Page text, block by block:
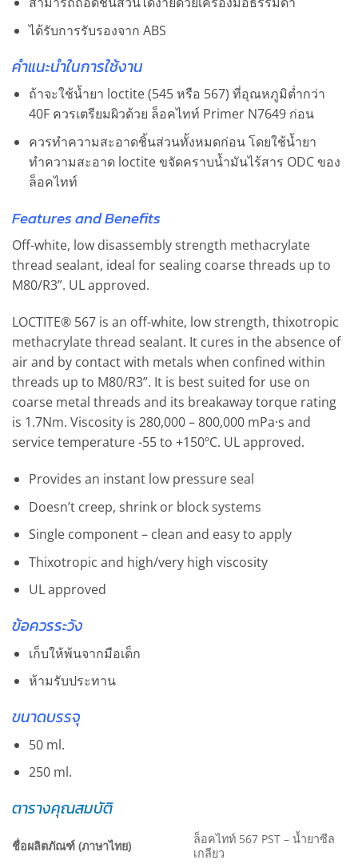
ได้รับการรับรองจาก ABS
คำแนะนำในการใช้งาน
ถ้าจะใช้น้ำยา loctite (545 หรือ 567) ที่อุณหภูมิต่ำกว่า
40F ควรเตรียมผิวด้วย ล็อคไทท์ Primer N7649 ก่อน
ควรทำความสะอาดชิ้นส่วนทั้งหมดก่อน โดยใช้น้ำยา
ทำความสะอาด loctite ขจัดคราบน้ำมันไร้สาร ODC ของ
ล็อคไทท์
Features and Benefits
Off-white, low disassembly strength methacrylate
thread sealant, ideal for sealing coarse threads up to
M80/R3”. UL approved.
LOCTITE® 567 is an off-white, low strength, thixotropic
methacrylate thread sealant. It cures in the absence of
air and by contact with metals when confined within
threads up to M80/R3”. It is best suited for use on
coarse metal threads and its breakaway torque rating
is 1.7Nm. Viscosity is 280,000 – 800,000 mPa·s and
service temperature -55 to +150ºC. UL approved.
Provides an instant low pressure seal
Doesn’t creep, shrink or block systems
Single component – clean and easy to apply
Thixotropic and high/very high viscosity
UL approved
ข้อควรระวัง
เก็บให้พ้นจากมือเด็ก
ห้ามรับประทาน
ขนาดบรรจุ
50 ml.
250 ml.
ตารางคุณสมบัติ
ชื่อผลิตภัณฑ์ (ภาษาไทย)
ล็อคไทท์ 567 PST – น้ำยาซีล
เกลียว